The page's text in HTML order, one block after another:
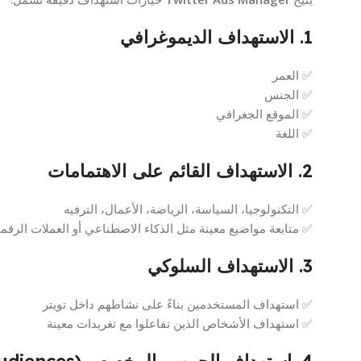
1. الاستهداف الديموغرافي
✅ العمر
✅ الجنس
✅ الموقع الجغرافي
✅ اللغة
2. الاستهداف القائم على الاهتمامات
✅ التكنولوجيا، السياسة، الرياضة، الأعمال، الترفيه
✅ متابعة مواضيع معينة مثل الذكاء الاصطناعي أو العملات
3. الاستهداف السلوكي
✅ استهداف المستخدمين بناءً على نشاطهم داخل تويتر
✅ استهداف الأشخاص الذين تفاعلوا مع تغريدات معينة